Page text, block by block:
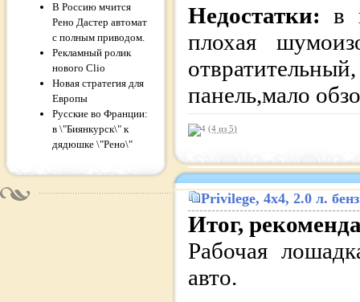
В Россию мчится
Рено Дастер автомат
с полным приводом.
Рекламный ролик
нового Clio
Новая стратегия для
Европы
Русские во Франции:
в \"Биянкурск\" к
дядюшке \"Рено\"
Недостатки:
в
плохая
панель,мало
(4 из 5)
Privilege, 4x4, 2.0 л.
Итог,
Рабочая
авто.